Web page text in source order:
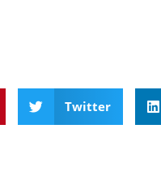
Twitter